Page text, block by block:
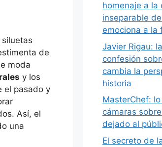
de
moda
y los
el pasado y
Así, el
una
homenaje a la
inseparable
emociona a la
Javier Rigau:
confesión
cambia la
historia
MasterChef:
cámaras
dejado al
El secreto de